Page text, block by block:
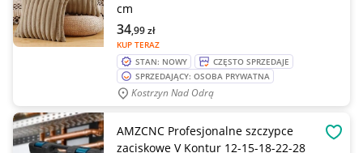
cm
KUP TERAZ
34,99zł
STAN: NOWY
CZĘSTO SPRZEDAJE
SPRZEDAJĄCY: OSOBA PRYWATNA
Kostrzyn Nad Odrą
AMZCNC Profesjonalne szczypce
zaciskowe V Kontur 12-15-18-22-28